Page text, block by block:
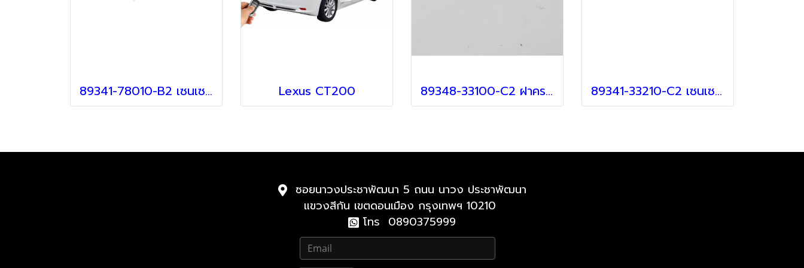
89341-78010-B2 เซนเซอร์กันชน สำหรับรถ Lexus Lexus CT200 89348-33100-C2 ฝาครอบเซ็นเซอร์ สำหรับ Lexus 89341-33210-C2 เซนเซอร์ สำหรับ Lexus
ซอยนาวงประชาพัฒนา 5 ถนน นาวง ประชาพัฒนา
แขวงสีกัน เขตดอนเมือง กรุงเทพฯ 10210
โทร 0890375999